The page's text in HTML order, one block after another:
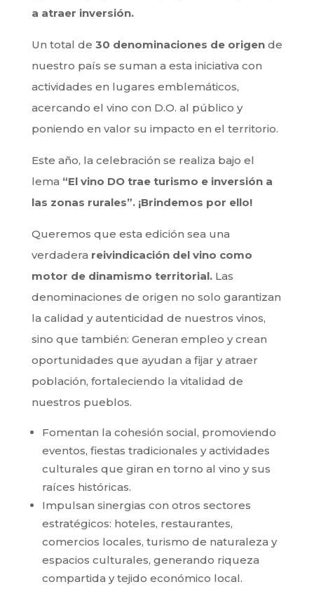
a atraer inversión.
Un total de 30 denominaciones de origende
nuestro país se suman a esta iniciativa con
actividades en lugares emblemáticos,
acercando el vino con D.O. al público y
poniendo en valor su impacto en el territorio.
Este año, la celebración se realiza bajo el
lema “El vino DO trae turismo e inversión a
las zonas rurales”. ¡Brindemos por ello!
Queremos que esta edición sea una
verdadera reivindicación del vino como
motor de dinamismo territorial.Las
denominaciones de origen no solo garantizan
la calidad y autenticidad de nuestros vinos,
sino que también: Generan empleo y crean
oportunidades que ayudan a fijar y atraer
población, fortaleciendo la vitalidad de
nuestros pueblos.
Fomentan la cohesión social, promoviendo
eventos, fiestas tradicionales y actividades
culturales que giran en torno al vino y sus
raíces históricas.
Impulsan sinergias con otros sectores
estratégicos: hoteles, restaurantes,
comercios locales, turismo de naturaleza y
espacios culturales, generando riqueza
compartida y tejido económico local.